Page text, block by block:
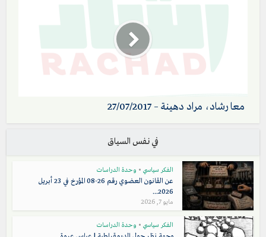
معا رشاد، مراد دهينة – 27/07/2017
في نفس السياق
الفكر سياسي • وحدة الدراسات
عن القانون العضوي رقم 26-08 المؤرخ في 23 أبريل
2026...
مايو 7, 2026
الفكر سياسي • وحدة الدراسات